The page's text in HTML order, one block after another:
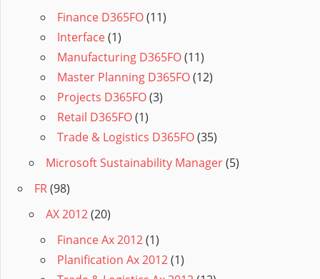
Finance D365FO(11)
Interface(1)
Manufacturing D365FO(11)
Master Planning D365FO(12)
Projects D365FO(3)
Retail D365FO(1)
Trade & Logistics D365FO(35)
Microsoft Sustainability Manager(5)
FR(98)
AX 2012(20)
Finance Ax 2012(1)
Planification Ax 2012(1)